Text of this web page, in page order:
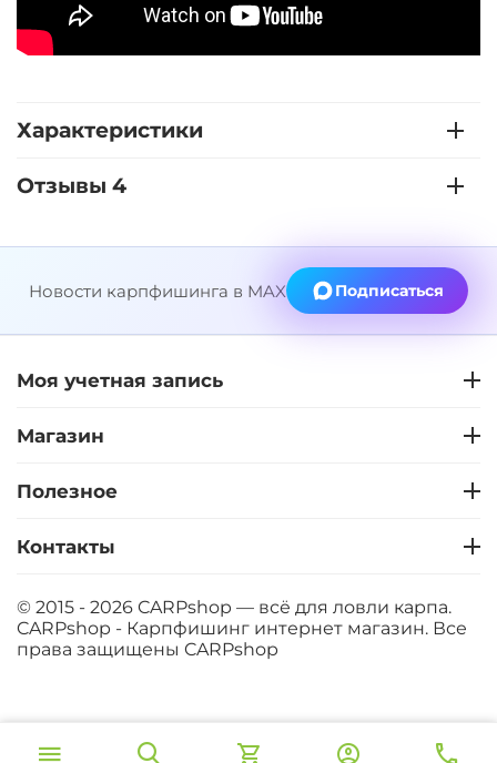
Характеристики
Отзывы 4
Новости карпфишинга в MAX Подписаться
Моя учетная запись
Магазин
Полезное
Контакты
© 2015 - 2026 CARPshop — всё для ловли карпа.
CARPshop - Карпфишинг интернет магазин. Все
права защищены CARPshop
‍8 067‍ В корзину